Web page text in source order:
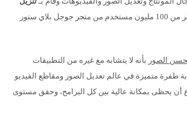
أكثر من 100 مليون مستخدم من متجر جوجل بلاي ستور
بأنه لا يتشابه مع غيره من التطبيقات
طفرة متميزة في عالم تعديل الصور ومقاطع الفيديو
أن يحظى بمكانة عالية بين كل البرامج، وحقق مستوى